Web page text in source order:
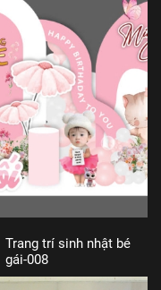
Trang trí sinh nhật bé
gái-008